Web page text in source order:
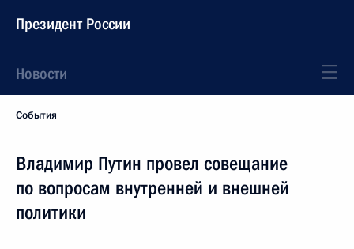
Президент России
Новости
События
Владимир Путин провел совещание
по вопросам внутренней и внешней
политики